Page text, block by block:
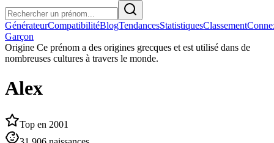
GénérateurCompatibilitéBlogTendancesStatistiquesClassement
Garçon
Origine Ce prénom a des origines grecques et est utilisé dans de
nombreuses cultures à travers le monde.
Alex
Top en 2001